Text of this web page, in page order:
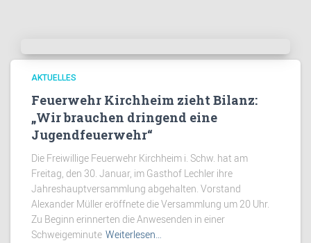
AKTUELLES
Feuerwehr Kirchheim zieht Bilanz:
„Wir brauchen dringend eine
Jugendfeuerwehr“
Die Freiwillige Feuerwehr Kirchheim i. Schw. hat am
Freitag, den 30. Januar, im Gasthof Lechler ihre
Jahreshauptversammlung abgehalten. Vorstand
Alexander Müller eröffnete die Versammlung um 20 Uhr.
Zu Beginn erinnerten die Anwesenden in einer
Schweigeminute Weiterlesen…